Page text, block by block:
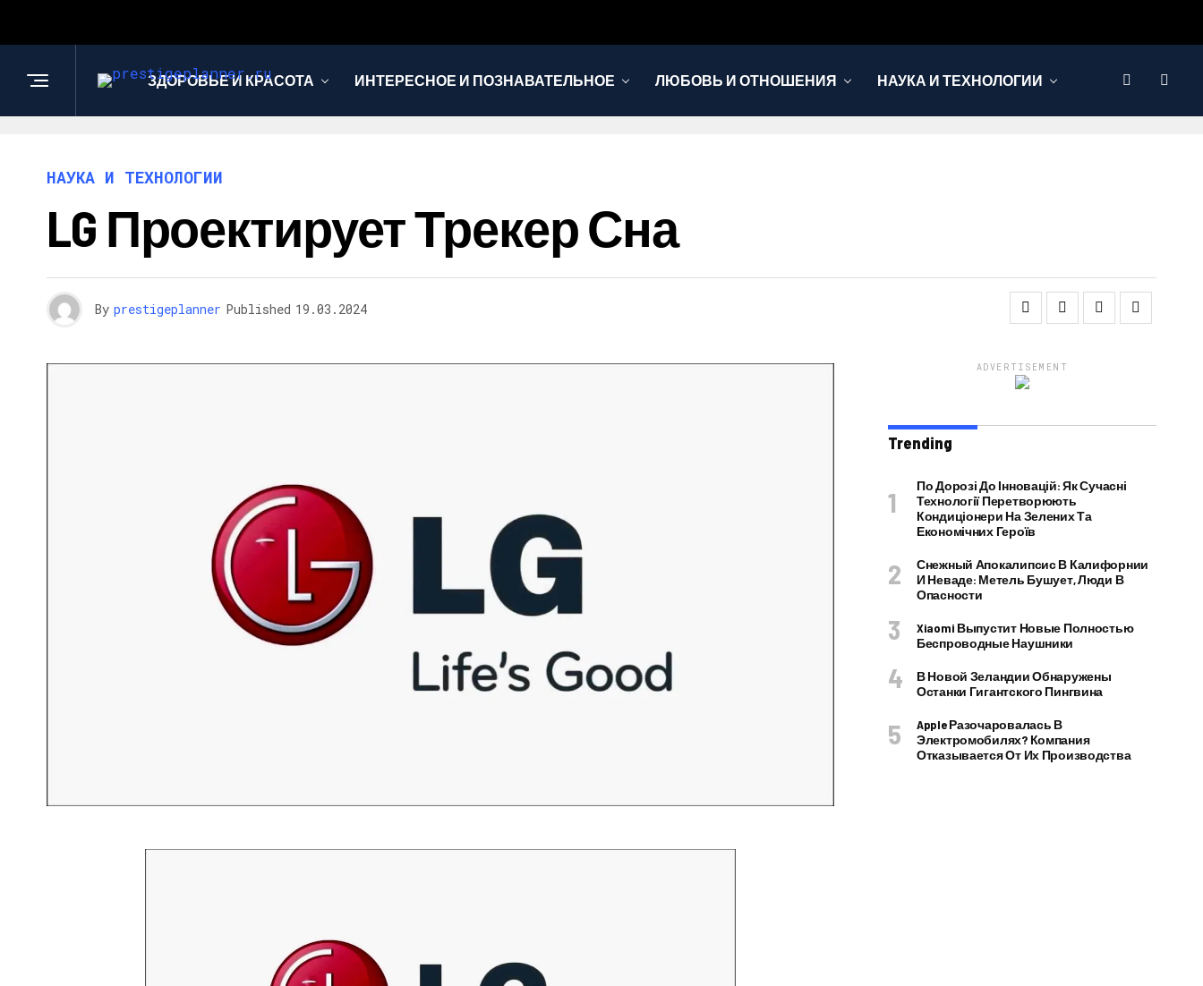
ЗДОРОВЬЕ И КРАСОТА ИНТЕРЕСНОЕ И ПОЗНАВАТЕЛЬНОЕ ЛЮБОВЬ И ОТНОШЕНИЯ НАУКА И ТЕХНОЛОГИИ
НАУКА И ТЕХНОЛОГИИ
LG Проектирует Трекер Сна
By prestigeplanner Published 19.03.2024
ADVERTISEMENT
Trending
По Дорозі До Інновацій: Як Сучасні
Технології Перетворюють
Кондиціонери На Зелених Та
Економічних Героїв
Снежный Апокалипсис В Калифорнии
И Неваде: Метель Бушует, Люди В
Опасности
Xiaomi Выпустит Новые Полностью
Беспроводные Наушники
В Новой Зеландии Обнаружены
Останки Гигантского Пингвина
Apple Разочаровалась В
Электромобилях? Компания
Отказывается От Их Производства